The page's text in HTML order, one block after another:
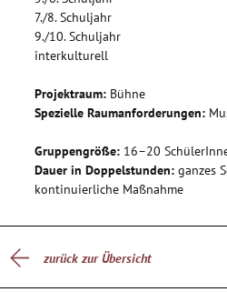
7./8. Schuljahr
9./10. Schuljahr
interkulturell
Projektraum: Bühne
Spezielle Raumanforderungen:
Gruppengröße: 16–20
Dauer in Doppelstunden: ganzes
kontinuierliche Maßnahme
zurück zur Übersicht